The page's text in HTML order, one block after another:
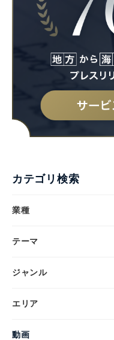
カテゴリ検索
業種
テーマ
ジャンル
エリア
動画